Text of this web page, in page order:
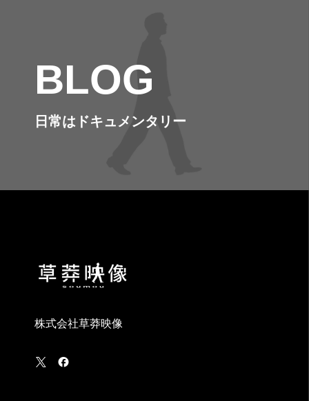
BLOG
日常はドキュメンタリー
株式会社草莽映像